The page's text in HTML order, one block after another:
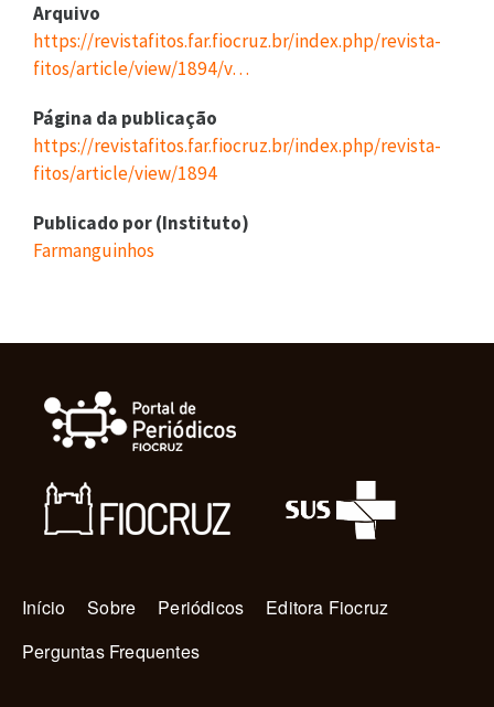
Arquivo
https://revistafitos.far.fiocruz.br/index.php/revista-
fitos/article/view/1894/v…
Página da publicação
https://revistafitos.far.fiocruz.br/index.php/revista-
fitos/article/view/1894
Publicado por (Instituto)
Farmanguinhos
Navegação principal
Início Sobre Periódicos
Editora Fiocruz
Perguntas Frequentes